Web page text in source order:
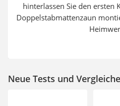
hinterlassen Sie den ersten
Doppelstabmattenzaun
Neue Tests und Vergleiche